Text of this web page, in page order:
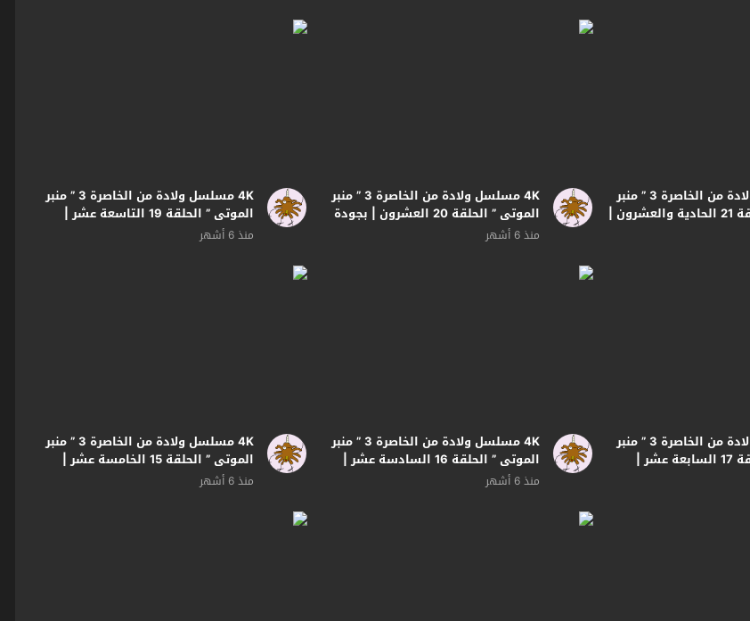
4K مسلسل ولادة من الخاصرة 3 ” منبر
الموتى ” الحلقة 21 الحادية والعشرون |
4K مسلسل ولادة من الخاصرة 3 ” منبر
الموتى ” الحلقة 20 العشرون | بجودة
منذ 6 أشهر
4K مسلسل ولادة من الخاصرة 3 ” منبر
الموتى ” الحلقة 19 التاسعة عشر |
بجودة
منذ 6 أشهر
4K مسلسل ولادة من الخاصرة 3 ” منبر
الموتى ” الحلقة 17 السابعة عشر |
4K مسلسل ولادة من الخاصرة 3 ” منبر
الموتى ” الحلقة 16 السادسة عشر |
بجودة
منذ 6 أشهر
4K مسلسل ولادة من الخاصرة 3 ” منبر
الموتى ” الحلقة 15 الخامسة عشر |
بجودة
منذ 6 أشهر